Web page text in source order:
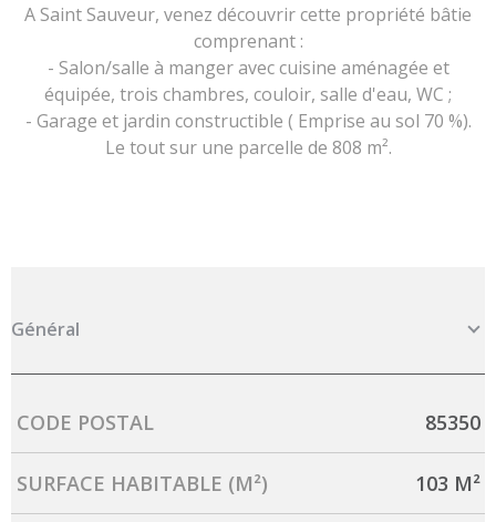
A Saint Sauveur, venez découvrir cette propriété bâtie
comprenant :
- Salon/salle à manger avec cuisine aménagée et
équipée, trois chambres, couloir, salle d'eau, WC ;
- Garage et jardin constructible ( Emprise au sol 70 %).
Le tout sur une parcelle de 808 m².
Général
Caractérisque Valeurs
CODE POSTAL 85350
SURFACE HABITABLE (M²) 103 M²